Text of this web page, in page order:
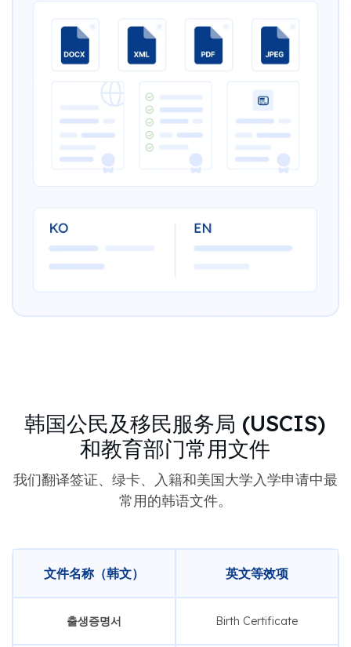
韩国公民及移民服务局 (USCIS)
和教育部门常用文件
我们翻译签证、绿卡、入籍和美国大学入学申请中最
常用的韩语文件。
文件名称（韩文） 英文等效项
출생증명서 Birth Certificate